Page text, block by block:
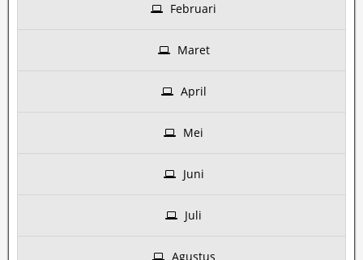
Februari
Maret
April
Mei
Juni
Juli
Agustus